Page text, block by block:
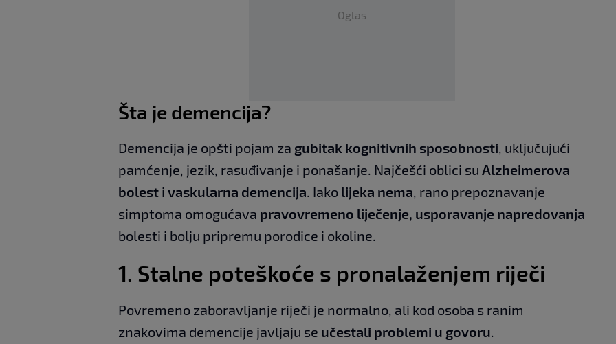
Oglas
Šta je demencija?
Demencija je opšti pojam za gubitak kognitivnih sposobnosti, uključujući
pamćenje, jezik, rasuđivanje i ponašanje. Najčešći oblici su Alzheimerova
bolest i vaskularna demencija. Iako lijeka nema, rano prepoznavanje
simptoma omogućava pravovremeno liječenje, usporavanje napredovanja
bolesti i bolju pripremu porodice i okoline.
1. Stalne poteškoće s pronalaženjem riječi
Povremeno zaboravljanje riječi je normalno, ali kod osoba s ranim
znakovima demencije javljaju se učestali problemi u govoru.